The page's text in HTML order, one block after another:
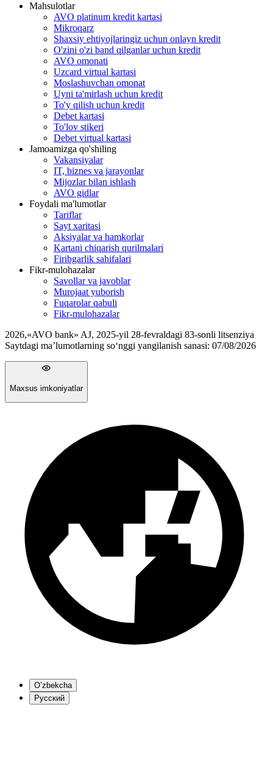
Mahsulotlar
AVO platinum kredit kartasi
Mikroqarz
Shaxsiy ehtiyojlaringiz uchun onlayn kredit
O'zini o'zi band qilganlar uchun kredit
AVO omonati
Uzcard virtual kartasi
Moslashuvchan omonat
Uyni ta'mirlash uchun kredit
To'y qilish uchun kredit
Debet kartasi
To'lov stikeri
Debet virtual kartasi
Jamoamizga qo'shiling
Vakansiyalar
IT, biznes va jarayonlar
Mijozlar bilan ishlash
AVO gidlar
Foydali ma'lumotlar
Tariflar
Sayt xaritasi
Aksiyalar va hamkorlar
Kartani chiqarish qurilmalari
Firibgarlik sahifalari
Fikr-mulohazalar
Savollar va javoblar
Murojaat yuborish
Fuqarolar qabuli
Fikr-mulohazalar
2026,«AVO bank» AJ, 2025-yil 28-fevraldagi 83-sonli litsenziya
Saytdagi ma’lumotlarning so‘nggi yangilanish sanasi: 07/08/2026
Maxsus imkoniyatlar
O’zbekcha
Русский